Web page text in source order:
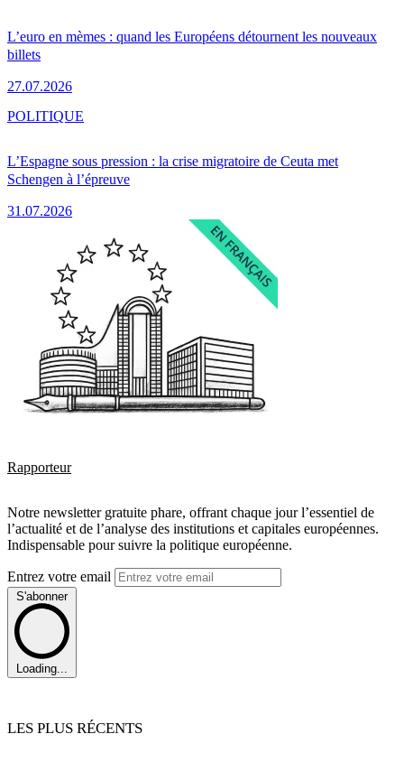
L’euro en mèmes : quand les Européens détournent les nouveaux
billets
27.07.2026
L’Espagne sous pression : la crise migratoire de Ceuta met
Schengen à l’épreuve
31.07.2026
POLITIQUE
Rapporteur
Notre newsletter gratuite phare, offrant chaque jour l’essentiel de
l’actualité et de l’analyse des institutions et capitales européennes.
Indispensable pour suivre la politique européenne.
Entrez votre email
S'abonner
Loading...
LES PLUS RÉCENTS